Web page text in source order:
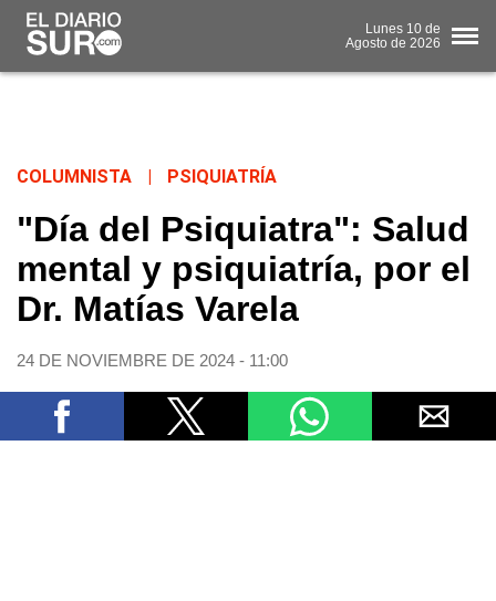
Lunes 10 de
Agosto de 2026
COLUMNISTA PSIQUIATRÍA
"Día del Psiquiatra": Salud
mental y psiquiatría, por el
Dr. Matías Varela
24 DE NOVIEMBRE DE 2024 - 11:00